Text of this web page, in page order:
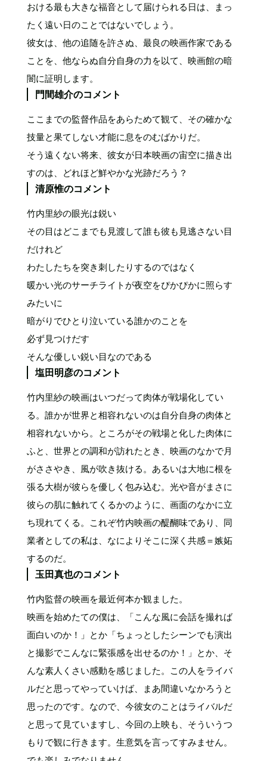
おける最も大きな福音として届けられる日は、まっ
たく遠い日のことではないでしょう。
彼女は、他の追随を許さぬ、最良の映画作家である
ことを、他ならぬ自分自身の力を以て、映画館の暗
闇に証明します。
門間雄介のコメント
ここまでの監督作品をあらためて観て、その確かな
技量と果てしない才能に息をのむばかりだ。
そう遠くない将来、彼女が日本映画の宙空に描き出
すのは、どれほど鮮やかな光跡だろう？
清原惟のコメント
竹内里紗の眼光は鋭い
その目はどこまでも見渡して誰も彼も見逃さない目
だけれど
わたしたちを突き刺したりするのではなく
暖かい光のサーチライトが夜空をぴかぴかに照らす
みたいに
暗がりでひとり泣いている誰かのことを
必ず見つけだす
そんな優しい鋭い目なのである
塩田明彦のコメント
竹内里紗の映画はいつだって肉体が戦場化してい
る。誰かが世界と相容れないのは自分自身の肉体と
相容れないから。ところがその戦場と化した肉体に
ふと、世界との調和が訪れたとき、映画のなかで月
がささやき、風が吹き抜ける。あるいは大地に根を
張る大樹が彼らを優しく包み込む。光や音がまさに
彼らの肌に触れてくるかのように、画面のなかに立
ち現れてくる。これぞ竹内映画の醍醐味であり、同
業者としての私は、なによりそこに深く共感＝嫉妬
するのだ。
玉田真也のコメント
竹内監督の映画を最近何本か観ました。
映画を始めたての僕は、「こんな風に会話を撮れば
面白いのか！」とか「ちょっとしたシーンでも演出
と撮影でこんなに緊張感を出せるのか！」とか、そ
んな素人くさい感動を感じました。この人をライバ
ルだと思ってやっていけば、まあ間違いなかろうと
思ったのです。なので、今彼女のことはライバルだ
と思って見ていますし、今回の上映も、そういうつ
もりで観に行きます。生意気を言ってすみません。